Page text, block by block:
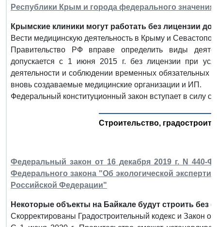
Республики Крым и города федерального
Крымские клиники могут работать без лицензии до
Вести медицинскую деятельность в Крыму и
Правительство РФ вправе определить виды
допускается с 1 июня 2015 г. без лицензии при
деятельности и соблюдении временных обязательных
вновь создаваемые медицинские организации и ИП.
Федеральный конституционный закон вступает в силу
Строительство,
Федеральный закон от 16 декабря 2019 г. N 440-
Федерального закона "Об экологической
Российской Федерации"
Некоторые объекты на Байкале будут строить без
Скорректированы Градостроительный кодекс и Закон об